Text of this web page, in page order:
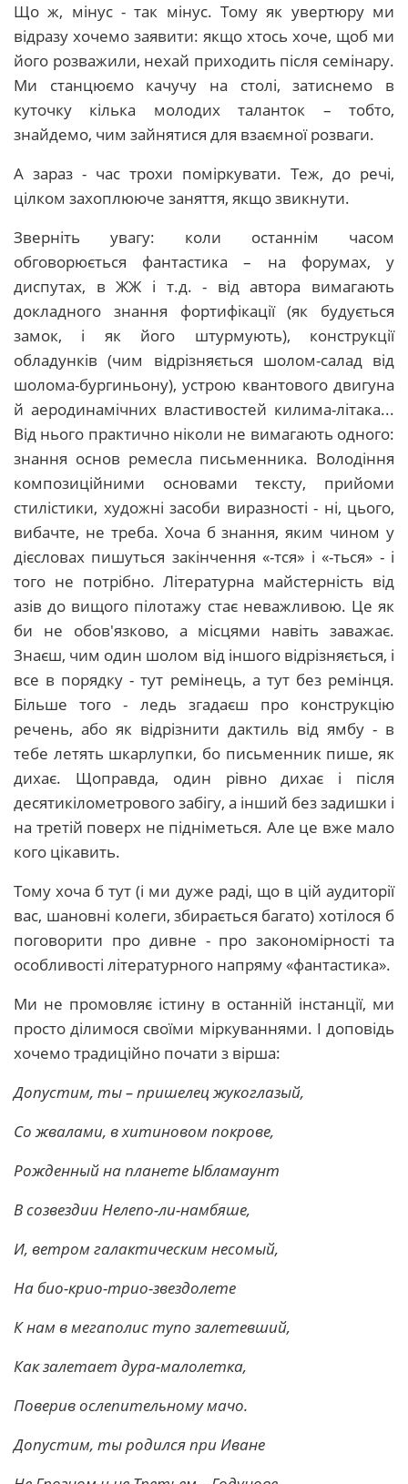
Що ж, мінус - так мінус. Тому як увертюру ми
відразу хочемо заявити: якщо хтось хоче, щоб ми
його розважили, нехай приходить після семінару.
Ми станцюємо качучу на столі, затиснемо в
куточку кілька молодих таланток – тобто,
знайдемо, чим зайнятися для взаємної розваги.
А зараз - час трохи поміркувати. Теж, до речі,
цілком захоплююче заняття, якщо звикнути.
Зверніть увагу: коли останнім часом
обговорюється фантастика – на форумах, у
диспутах, в ЖЖ і т.д. - від автора вимагають
докладного знання фортифікації (як будується
замок, і як його штурмують), конструкції
обладунків (чим відрізняється шолом-салад від
шолома-бургиньону), устрою квантового двигуна
й аеродинамічних властивостей килима-літака...
Від нього практично ніколи не вимагають одного:
знання основ ремесла письменника. Володіння
композиційними основами тексту, прийоми
стилістики, художні засоби виразності - ні, цього,
вибачте, не треба. Хоча б знання, яким чином у
дієсловах пишуться закінчення «-тся» і «-ться» - і
того не потрібно. Літературна майстерність від
азів до вищого пілотажу стає неважливою. Це як
би не обов'язково, а місцями навіть заважає.
Знаєш, чим один шолом від іншого відрізняється, і
все в порядку - тут ремінець, а тут без ремінця.
Більше того - ледь згадаєш про конструкцію
речень, або як відрізнити дактиль від ямбу - в
тебе летять шкарлупки, бо письменник пише, як
дихає. Щоправда, один рівно дихає і після
десятикілометрового забігу, а інший без задишки і
на третій поверх не підніметься. Але це вже мало
кого цікавить.
Тому хоча б тут (і ми дуже раді, що в цій аудиторії
вас, шановні колеги, збирається багато) хотілося б
поговорити про дивне - про закономірності та
особливості літературного напряму «фантастика».
Ми не промовляє істину в останній інстанції, ми
просто ділимося своїми міркуваннями. І доповідь
хочемо традиційно почати з вірша:
Допустим, ты – пришелец жукоглазый,
Со жвалами, в хитиновом покрове,
Рожденный на планете Ыбламаунт
В созвездии Нелепо-ли-намбяше,
И, ветром галактическим несомый,
На био-крио-трио-звездолете
К нам в мегаполис тупо залетевший,
Как залетает дура-малолетка,
Поверив ослепительному мачо.
Допустим, ты родился при Иване